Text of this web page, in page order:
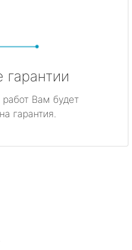
Вам будет
гарантия.